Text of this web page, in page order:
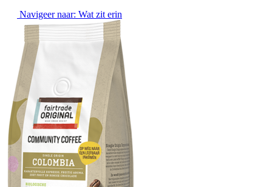
Navigeer naar: Wat zit erin